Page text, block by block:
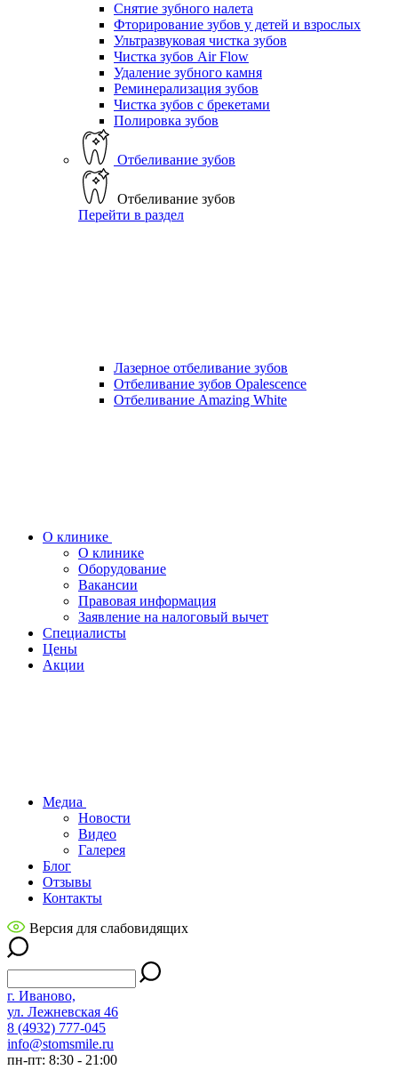
Снятие зубного налета
Фторирование зубов у детей и взрослых
Ультразвуковая чистка зубов
Чистка зубов Air Flow
Удаление зубного камня
Реминерализация зубов
Чистка зубов с брекетами
Полировка зубов
Отбеливание зубов
Отбеливание зубов
Перейти в раздел
Лазерное отбеливание зубов
Отбеливание зубов Opalescence
Отбеливание Amazing White
О клинике
О клинике
Оборудование
Вакансии
Правовая информация
Заявление на налоговый вычет
Специалисты
Цены
Акции
Медиа
Новости
Видео
Галерея
Блог
Отзывы
Контакты
Версия для слабовидящих
г. Иваново,
ул. Лежневская 46
8 (4932) 777-045
info@stomsmile.ru
пн-пт: 8:30 - 21:00